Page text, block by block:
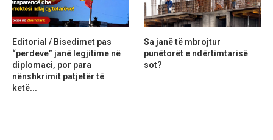
Editorial / Bisedimet pas
“perdeve” janë legjitime në
diplomaci, por para
nënshkrimit patjetër të
ketë...
Sa janë të mbrojtur
punëtorët e ndërtimtarisë
sot?